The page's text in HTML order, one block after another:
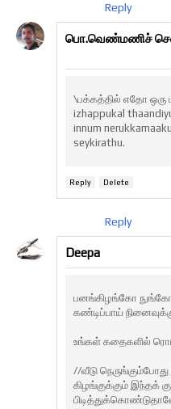
Reply
பொ.வெண்மணிச்
\பக்கத்தில் எதோ ஒரு
izhappukal
innum
seykirathu.
Reply Delete
Reply
Deepa
பனங்கிழங்கோ
கண்டிப்பாய்
உங்கள் கதைகளில்
//வீடு
கிழங்குக்கும் இந்தக்